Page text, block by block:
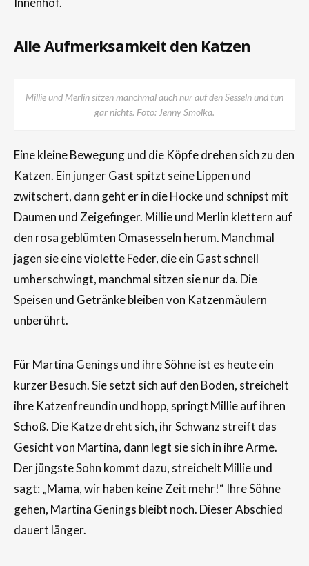
Alle Aufmerksamkeit den Katzen
Millie und Merlin sitzen manchmal auch nur auf den Sesseln und tun
gar nichts. Foto: Jenny Smolka.
Eine kleine Bewegung und die Köpfe drehen sich zu den
Katzen. Ein junger Gast spitzt seine Lippen und
zwitschert, dann geht er in die Hocke und schnipst mit
Daumen und Zeigefinger. Millie und Merlin klettern auf
den rosa geblümten Omasesseln herum. Manchmal
jagen sie eine violette Feder, die ein Gast schnell
umherschwingt, manchmal sitzen sie nur da. Die
Speisen und Getränke bleiben von Katzenmäulern
unberührt.
Für Martina Genings und ihre Söhne ist es heute ein
kurzer Besuch. Sie setzt sich auf den Boden, streichelt
ihre Katzenfreundin und hopp, springt Millie auf ihren
Schoß. Die Katze dreht sich, ihr Schwanz streift das
Gesicht von Martina, dann legt sie sich in ihre Arme.
Der jüngste Sohn kommt dazu, streichelt Millie und
sagt: „Mama, wir haben keine Zeit mehr!“ Ihre Söhne
gehen, Martina Genings bleibt noch. Dieser Abschied
dauert länger.